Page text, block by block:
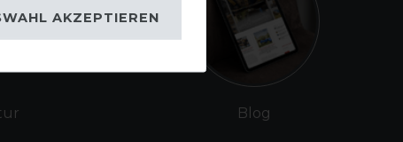
Blog
AKZEPTIEREN